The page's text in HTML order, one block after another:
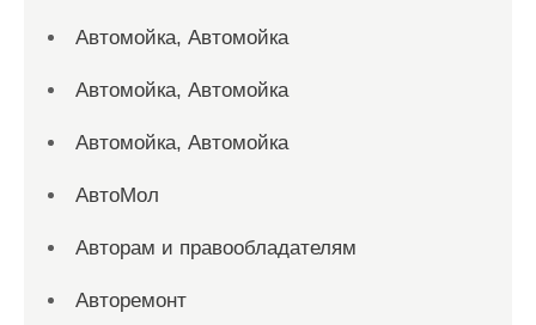
Автомойка, Автомойка
Автомойка, Автомойка
Автомойка, Автомойка
АвтоМол
Авторам и правообладателям
Авторемонт